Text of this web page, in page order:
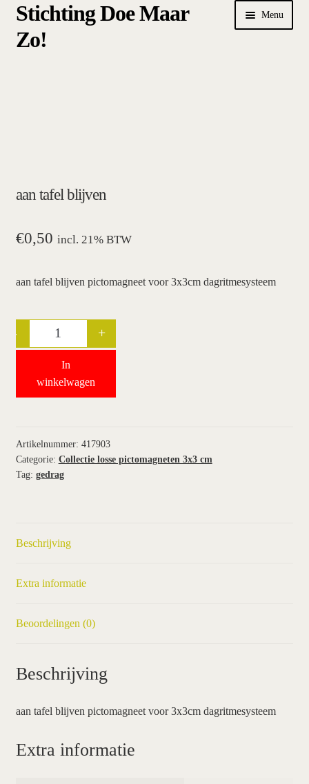
Ga
naar
Ga
de
Stichting Doe Maar
Zo!
Menu
bestellen
hoe werkt een plansysteem
wie wij zijn / contact
winkel
aan tafel blijven
€0,50 incl. 21% BTW
aan tafel blijven pictomagneet voor 3x3cm dagritmesysteem
Quantity
- +
In
winkelwagen
Artikelnummer: 417903
Categorie: Collectie losse pictomagneten 3x3 cm
Tag: gedrag
Beschrijving
Extra informatie
Beoordelingen (0)
Beschrijving
aan tafel blijven pictomagneet voor 3x3cm dagritmesysteem
Extra informatie